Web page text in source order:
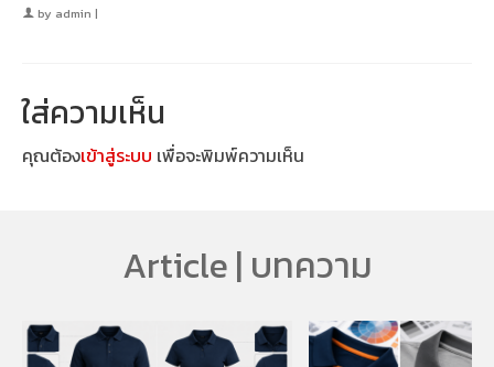
by admin |
ใส่ความเห็น
คุณต้องเข้าสู่ระบบ เพื่อจะพิมพ์ความเห็น
Article | บทความ